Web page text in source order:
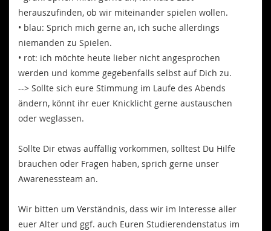
herauszufinden, ob wir miteinander spielen wollen.
• blau: Sprich mich gerne an, ich suche allerdings
niemanden zu Spielen.
• rot: ich möchte heute lieber nicht angesprochen
werden und komme gegebenfalls selbst auf Dich zu.
--> Sollte sich eure Stimmung im Laufe des Abends
ändern, könnt ihr euer Knicklicht gerne austauschen
oder weglassen.
Sollte Dir etwas auffällig vorkommen, solltest Du Hilfe
brauchen oder Fragen haben, sprich gerne unser
Awarenessteam an.
Wir bitten um Verständnis, dass wir im Interesse aller
euer Alter und ggf. auch Euren Studierendenstatus im